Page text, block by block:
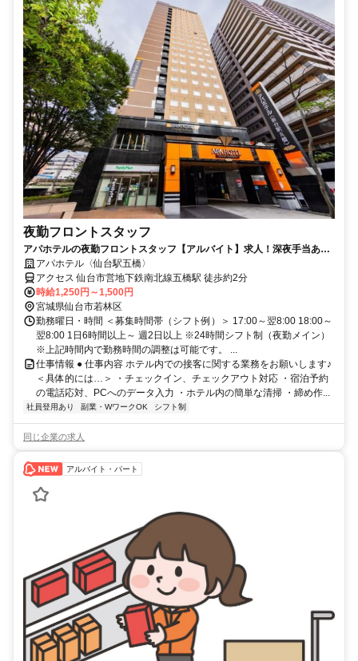
夜勤フロントスタッフ
アパホテルの夜勤フロントスタッフ【アルバイト】求人！深夜手当あり
の夜勤帯でしっかり稼げる
アパホテル〈仙台駅五橋〉
アクセス 仙台市営地下鉄南北線五橋駅 徒歩約2分
時給1,250円～1,500円
宮城県仙台市若林区
勤務曜日・時間 ＜募集時間帯（シフト例）＞ 17:00～翌8:00 18:00～
翌8:00 1日6時間以上～ 週2日以上 ※24時間シフト制（夜勤メイン）
※上記時間内で勤務時間の調整は可能です。 ...
仕事情報 ● 仕事内容 ホテル内での接客に関する業務をお願いします♪
＜具体的には…＞ ・チェックイン、チェックアウト対応 ・宿泊予約
の電話応対、PCへのデータ入力 ・ホテル内の簡単な清掃 ・締め作...
社員登用あり 副業・WワークOK シフト制
同じ企業の求人
アルバイト・パート